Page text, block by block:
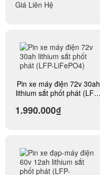
Giá Liên Hệ
Pin xe máy điện 72v 30ah
lithium sắt phốt phát (LFP-
1.990.000₫